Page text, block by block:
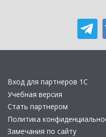
Вход для партнеров 1С
Учебная версия
Стать партнером
Политика
Замечания по сайту